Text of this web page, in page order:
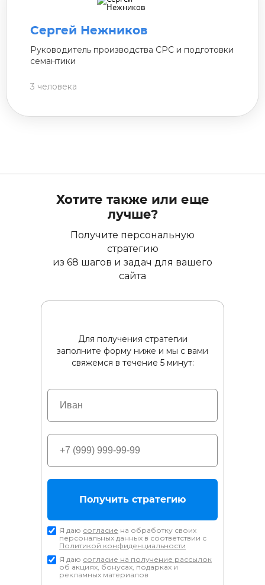
Сергей Нежников
Руководитель производства СРС и подготовки
семантики
3 человека
Хотите также или еще
лучше?
Получите персональную
стратегию
из 68 шагов и задач для вашего
сайта
Для получения стратегии
заполните форму ниже и мы с вами
свяжемся в течение 5 минут:
Получить стратегию
Я даю согласие на обработку своих
персональных данных в соответствии с
Политикой конфиденциальности
Я даю согласие на получение рассылок
об акциях, бонусах, подарках и
рекламных материалов